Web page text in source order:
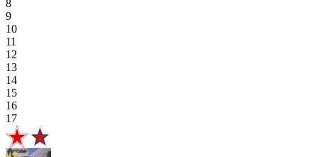
8
9
10
11
12
13
14
15
16
17